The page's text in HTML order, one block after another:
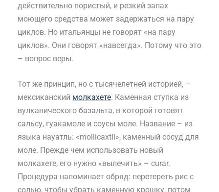
действительно пористый, и резкий запах
моющего средства может задержаться на пару
циклов. Но итальянцы не говорят «на пару
циклов». Они говорят «навсегда». Потому что это
– вопрос веры.
Тот же принцип, но с тысячелетней историей, –
мексиканский молкахете. Каменная ступка из
вулканического базальта, в которой готовят
сальсу, гуакамоле и соусы моле. Название – из
языка науатль: «mollicaxtli», каменный сосуд для
моле. Прежде чем использовать новый
молкахете, его нужно «вылечить» – curar.
Процедура напоминает обряд: перетереть рис с
солью, чтобы убрать каменную крошку, потом